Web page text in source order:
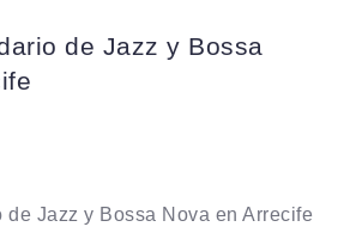
de Jazz y Bossa
Jazz y Bossa Nova en Arrecife